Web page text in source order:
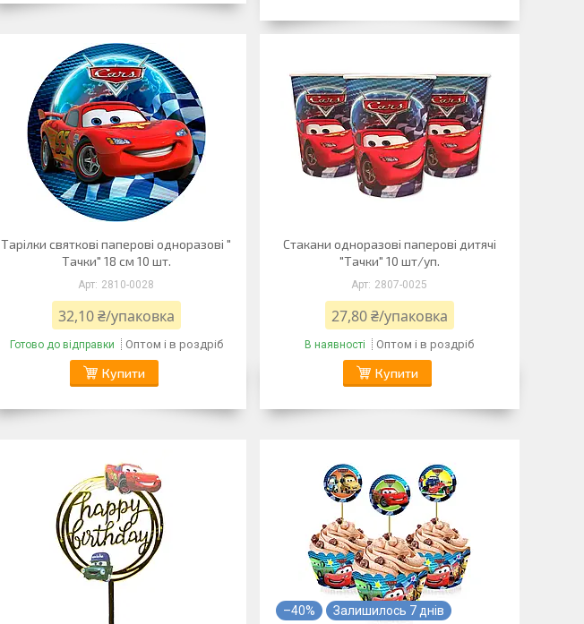
Тарілки святкові паперові одноразові "
Тачки" 18 см 10 шт.
2810-0028
32,10 ₴/упаковка
Готово до відправки Оптом і в роздріб
Купити
Стакани одноразові паперові дитячі
"Тачки" 10 шт/уп.
2807-0025
27,80 ₴/упаковка
В наявності Оптом і в роздріб
Купити
–40% Залишилось 7 днів